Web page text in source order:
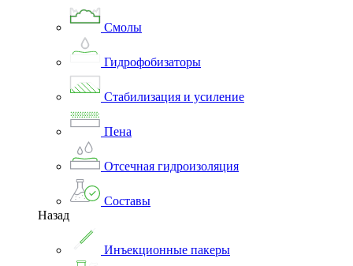
Смолы
Гидрофобизаторы
Стабилизация и усиление
Пена
Отсечная гидроизоляция
Составы
Назад
Инъекционные пакеры